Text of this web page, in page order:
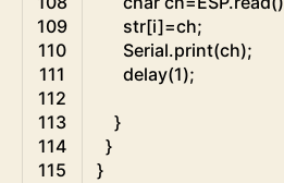
109
110
111
112
113
114
115
str[i]=ch;
Serial.print(ch);
delay(1);
}
}
}